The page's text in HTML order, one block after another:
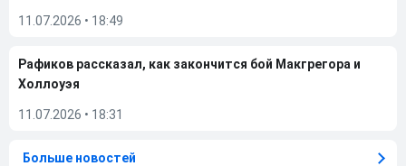
11.07.2026 • 18:49
Рафиков рассказал, как закончится бой Макгрегора и
Холлоуэя
11.07.2026 • 18:31
Больше новостей